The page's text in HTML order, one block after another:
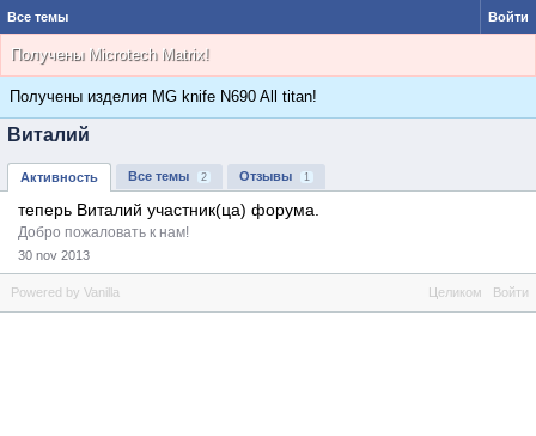
Все темы Войти
Получены Microtech Matrix!
Получены изделия MG knife N690 All titan!
Виталий
Активность Все темы 2 Отзывы 1
теперь Виталий участник(ца) форума.
Добро пожаловать к нам!
30 nov 2013
Целиком Войти
Powered by Vanilla